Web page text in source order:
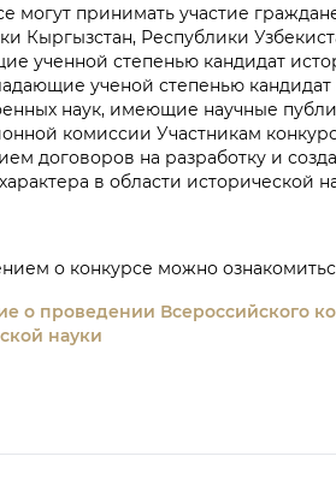
могут принимать участие
Кыргызстан, Республики
ученной степенью кандидат
ученой степенью кандидат
наук, имеющие научные
комиссии Участникам
договоров на разработку и
в области исторической
о конкурсе можно
о проведении Всероссийского
науки